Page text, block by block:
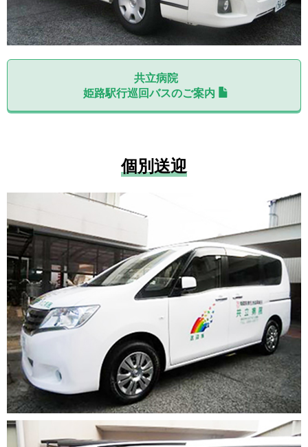
共立病院
姫路駅行巡回バスのご案内
個別送迎